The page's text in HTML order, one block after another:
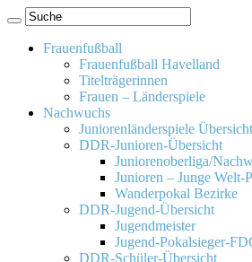
Frauenfußball
Frauenfußball Havelland
Titelträgerinnen
Frauen – Länderspiele
Nachwuchs
Juniorenländerspiele Übersicht
DDR-Junioren-Übersicht
Juniorenoberliga/
Junioren – Junge Welt-
Wanderpokal Bezirke
DDR-Jugend-Übersicht
Jugendmeister
Jugend-Pokalsieger-
DDR-Schüler-Übersicht